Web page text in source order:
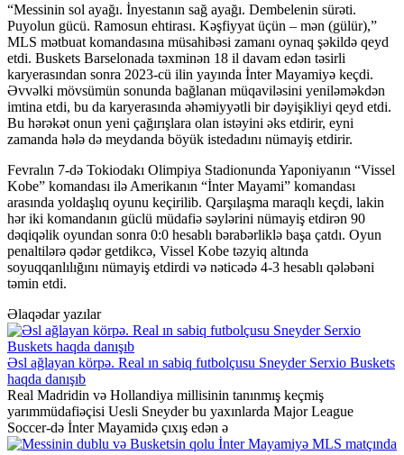
“Messinin sol ayağı. İnyestanın sağ ayağı. Dembelenin sürəti.
Puyolun gücü. Ramosun ehtirası. Kəşfiyyat üçün – mən (gülür),”
MLS mətbuat komandasına müsahibəsi zamanı oynaq şəkildə qeyd
etdi. Buskets Barselonada təxminən 18 il davam edən təsirli
karyerasından sonra 2023-cü ilin yayında İnter Mayamiyə keçdi.
Əvvəlki mövsümün sonunda bağlanan müqaviləsini yeniləməkdən
imtina etdi, bu da karyerasında əhəmiyyətli bir dəyişikliyi qeyd etdi.
Bu hərəkət onun yeni çağırışlara olan istəyini əks etdirir, eyni
zamanda hələ də meydanda böyük istedadını nümayiş etdirir.
Fevralın 7-də Tokiodakı Olimpiya Stadionunda Yaponiyanın “Vissel
Kobe” komandası ilə Amerikanın “İnter Mayami” komandası
arasında yoldaşlıq oyunu keçirilib. Qarşılaşma maraqlı keçdi, lakin
hər iki komandanın güclü müdafiə səylərini nümayiş etdirən 90
dəqiqəlik oyundan sonra 0:0 hesablı bərabərliklə başa çatdı. Oyun
penaltilərə qədər getdikcə, Vissel Kobe təzyiq altında
soyuqqanlılığını nümayiş etdirdi və nəticədə 4-3 hesablı qələbəni
təmin etdi.
Əlaqədar yazılar
Əsl ağlayan körpə. Real ın sabiq futbolçusu Sneyder Serxio Buskets
haqda danışıb
Real Madridin və Hollandiya millisinin tanınmış keçmiş
yarımmüdafiəçisi Uesli Sneyder bu yaxınlarda Major League
Soccer-də İnter Mayamidə çıxış edən ə